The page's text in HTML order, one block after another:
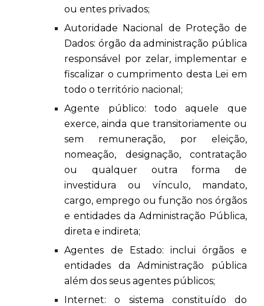
ou entes privados;
Autoridade Nacional de Proteção de
Dados: órgão da administração pública
responsável por zelar, implementar e
fiscalizar o cumprimento desta Lei em
todo o território nacional;
Agente público: todo aquele que
exerce, ainda que transitoriamente ou
sem remuneração, por eleição,
nomeação, designação, contratação
ou qualquer outra forma de
investidura ou vínculo, mandato,
cargo, emprego ou função nos órgãos
e entidades da Administração Pública,
direta e indireta;
Agentes de Estado: inclui órgãos e
entidades da Administração pública
além dos seus agentes públicos;
Internet: o sistema constituído do